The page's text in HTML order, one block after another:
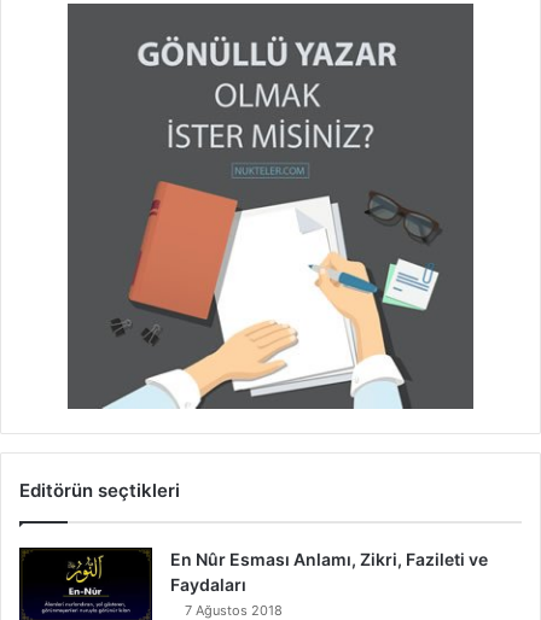
Editörün seçtikleri
En Nûr Esması Anlamı, Zikri, Fazileti ve
Faydaları
7 Ağustos 2018